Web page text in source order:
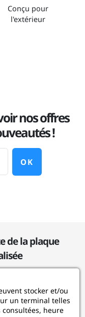
Conçu pour
l'extérieur
nos offres
!
OK
de la plaque
stocker et/ou
un terminal telles
heure